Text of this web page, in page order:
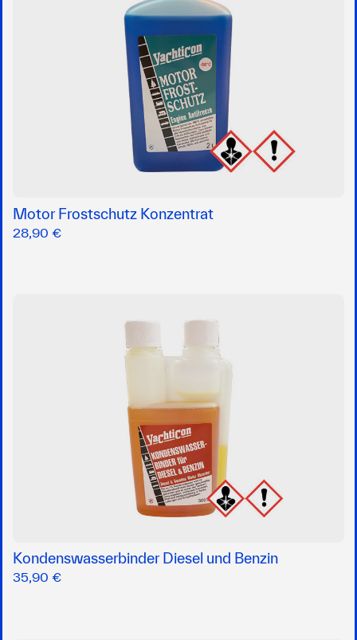
Motor Frostschutz Konzentrat
28,90 €
Kondenswasserbinder Diesel und Benzin
35,90 €